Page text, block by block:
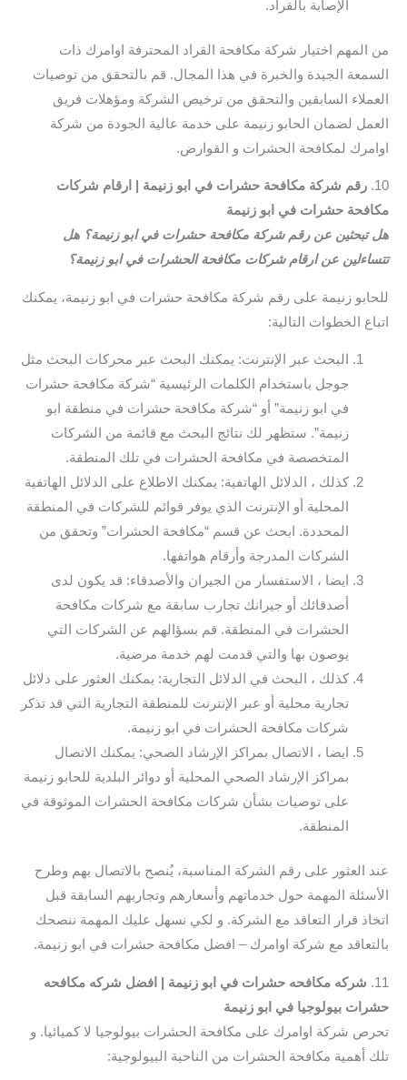
الإصابة بالقراد.
من المهم اختيار شركة مكافحة القراد المحترفة اوامرك ذات
السمعة الجيدة والخبرة في هذا المجال. قم بالتحقق من توصيات
العملاء السابقين والتحقق من ترخيص الشركة ومؤهلات فريق
العمل لضمان الحابو زنيمة على خدمة عالية الجودة من شركة
اوامرك لمكافحة الحشرات و القوارض.
10. رقم شركة مكافحة حشرات في ابو زنيمة | ارقام شركات
مكافحة حشرات في ابو زنيمة
هل تبحثين عن رقم شركة مكافحة حشرات في ابو زنيمة؟ هل
تتساءلين عن ارقام شركات مكافحة الحشرات في ابو زنيمة؟
للحابو زنيمة على رقم شركة مكافحة حشرات في ابو زنيمة، يمكنك
اتباع الخطوات التالية:
البحث عبر الإنترنت: يمكنك البحث عبر محركات البحث مثل
جوجل باستخدام الكلمات الرئيسية “شركة مكافحة حشرات
في ابو زنيمة” أو “شركة مكافحة حشرات في منطقة ابو
زنيمة”. ستظهر لك نتائج البحث مع قائمة من الشركات
المتخصصة في مكافحة الحشرات في تلك المنطقة.
كذلك ، الدلائل الهاتفية: يمكنك الاطلاع على الدلائل الهاتفية
المحلية أو الإنترنت الذي يوفر قوائم للشركات في المنطقة
المحددة. ابحث عن قسم “مكافحة الحشرات” وتحقق من
الشركات المدرجة وأرقام هواتفها.
ايضا ، الاستفسار من الجيران والأصدقاء: قد يكون لدى
أصدقائك أو جيرانك تجارب سابقة مع شركات مكافحة
الحشرات في المنطقة. قم بسؤالهم عن الشركات التي
يوصون بها والتي قدمت لهم خدمة مرضية.
كذلك ، البحث في الدلائل التجارية: يمكنك العثور على دلائل
تجارية محلية أو عبر الإنترنت للمنطقة التجارية التي قد تذكر
شركات مكافحة الحشرات في ابو زنيمة.
ايضا ، الاتصال بمراكز الإرشاد الصحي: يمكنك الاتصال
بمراكز الإرشاد الصحي المحلية أو دوائر البلدية للحابو زنيمة
على توصيات بشأن شركات مكافحة الحشرات الموثوقة في
المنطقة.
عند العثور على رقم الشركة المناسبة، يُنصح بالاتصال بهم وطرح
الأسئلة المهمة حول خدماتهم وأسعارهم وتجاربهم السابقة قبل
اتخاذ قرار التعاقد مع الشركة. و لكي نسهل عليك المهمة ننصحك
بالتعاقد مع شركة اوامرك – افضل مكافحة حشرات في ابو زنيمة.
11.
شركه مكافحه حشرات في ابو زنيمة | افضل شركه مكافحه
حشرات بيولوجيا في ابو زنيمة
تحرص شركة اوامرك على مكافحة الحشرات بيولوجيا لا كميائيا. و
تلك أهمية مكافحة الحشرات من الناحية البيولوجية: